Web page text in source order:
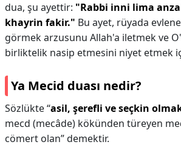
dua, şu ayettir: "Rabbi inni lima
khayrin fakir." Bu ayet, rüyada
görmek arzusunu Allah'a iletmek ve
birliktelik nasip etmesini niyet etmek
Ya Mecid duası nedir?
Sözlükte “asil, şerefli ve seçkin
mecd (mecâde) kökünden türeyen
cömert olan” demektir.